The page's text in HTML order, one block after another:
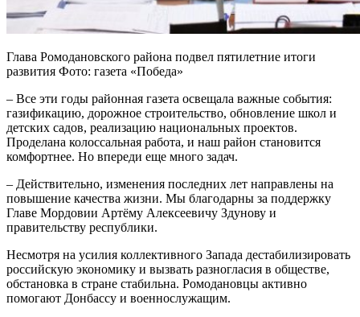
Глава Ромодановского района подвел пятилетние итоги
развития Фото: газета «Победа»
– Все эти годы районная газета освещала важные события:
газификацию, дорожное строительство, обновление школ и
детских садов, реализацию национальных проектов.
Проделана колоссальная работа, и наш район становится
комфортнее. Но впереди еще много задач.
– Действительно, изменения последних лет направлены на
повышение качества жизни. Мы благодарны за поддержку
Главе Мордовии Артёму Алексеевичу Здунову и
правительству республики.
Несмотря на усилия коллективного Запада дестабилизировать
российскую экономику и вызвать разногласия в обществе,
обстановка в стране стабильна. Ромодановцы активно
помогают Донбассу и военнослужащим.